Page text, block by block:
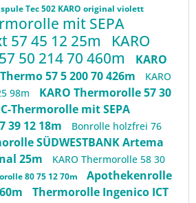
Tec 502 KARO original violett
mit SEPA
57 45 12 25m
KARO
50 214 70 460m
KARO
57 5 200 70 426m
KARO
98m
KARO Thermorolle 57 30
Thermorolle mit SEPA
39 12 18m
Bonrolle holzfrei 76
SÜDWESTBANK Artema
25m
KARO Thermorolle 58 30
80 75 12 70m
Apothekenrolle
Thermorolle Ingenico ICT